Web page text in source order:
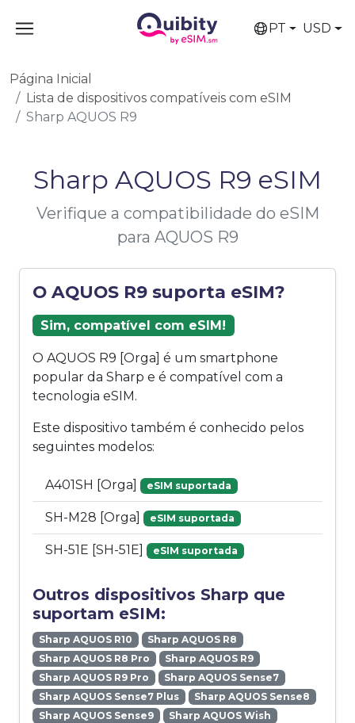
PT USD
Página Inicial
Lista de dispositivos compatíveis com eSIM
Sharp AQUOS R9
Sharp AQUOS R9 eSIM
Verifique a compatibilidade do eSIM
para AQUOS R9
O AQUOS R9 suporta eSIM?
Sim, compatível com eSIM!
O AQUOS R9 [Orga] é um smartphone
popular da Sharp e é compatível com a
tecnologia eSIM.
Este dispositivo também é conhecido pelos
seguintes modelos:
A401SH [Orga] eSIM suportada
SH-M28 [Orga] eSIM suportada
SH-51E [SH-51E] eSIM suportada
Outros dispositivos Sharp que
suportam eSIM:
Sharp AQUOS R10
Sharp AQUOS R8
Sharp AQUOS R8 Pro
Sharp AQUOS R9
Sharp AQUOS R9 Pro
Sharp AQUOS Sense7
Sharp AQUOS Sense7 Plus
Sharp AQUOS Sense8
Sharp AQUOS Sense9
Sharp AQUOS Wish